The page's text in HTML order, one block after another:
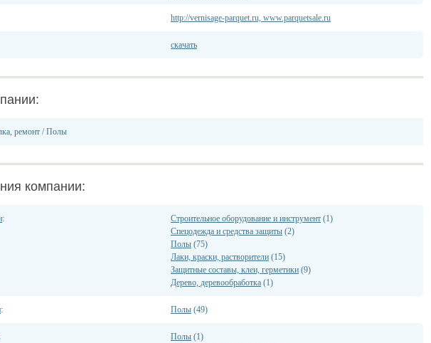
http://vernisage-parquet.ru, www.parquetsale.ru
скачать
ремонт /Полы
компании:
: Строительное оборудование и инструмент (1)
Спецодежда и средства защиты (2)
Полы (75)
Лаки, краски, растворители (15)
Защитные составы, клеи, герметики (9)
Дерево, деревообработка (1)
: Полы (49)
: Полы (1)